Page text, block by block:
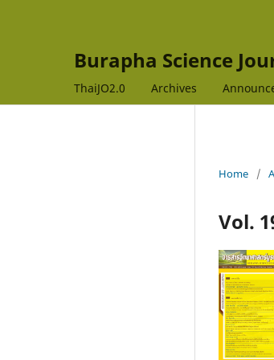
Burapha Science
ThaiJO2.0 Archives
Home /
Vol.